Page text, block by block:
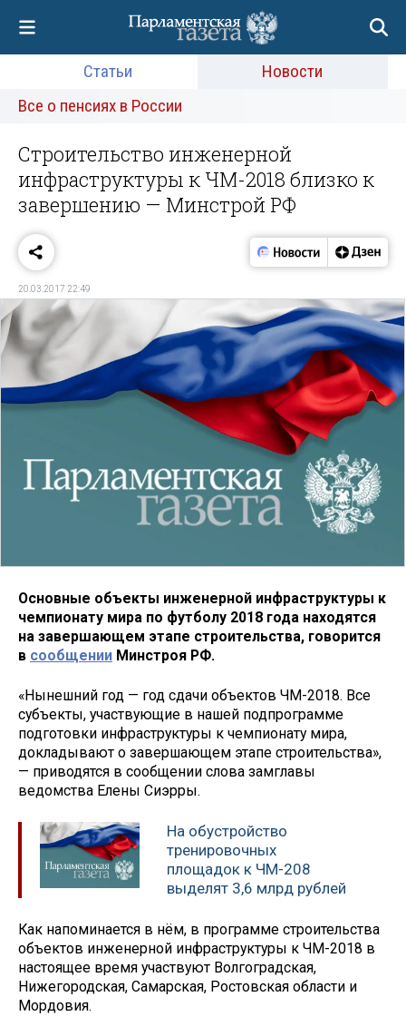
Статьи
Новости
Все о пенсиях в России
Строительство инженерной
инфраструктуры к ЧМ-2018 близко к
завершению — Минстрой РФ
20.03.2017 22:49
Основные объекты инженерной инфраструктуры к
чемпионату мира по футболу 2018 года находятся
на завершающем этапе строительства, говорится
в сообщении Минстроя РФ.
«Нынешний год — год сдачи объектов ЧМ-2018. Все
субъекты, участвующие в нашей подпрограмме
подготовки инфраструктуры к чемпионату мира,
докладывают о завершающем этапе строительства»,
— приводятся в сообщении слова замглавы
ведомства Елены Сиэрры.
На обустройство
тренировочных
площадок к ЧМ-208
выделят 3,6 млрд рублей
Как напоминается в нём, в программе строительства
объектов инженерной инфраструктуры к ЧМ-2018 в
настоящее время участвуют Волгоградская,
Нижегородская, Самарская, Ростовская области и
Мордовия.